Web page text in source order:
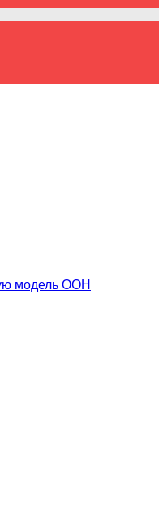
модель ООН